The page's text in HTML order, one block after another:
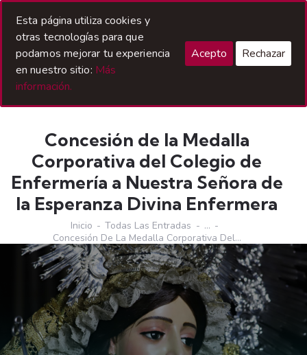
Concesión de la Medalla
Corporativa del Colegio de
Enfermería a Nuestra Señora de
la Esperanza Divina Enfermera
Inicio Todas Las Entradas
...
Concesión De La Medalla Corporativa Del...
Esta página utiliza cookies y
otras tecnologías para que
podamos mejorar tu experiencia
en nuestro sitio: Más
información.
Acepto Rechazar